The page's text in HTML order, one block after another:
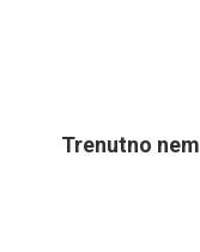
Trenutno